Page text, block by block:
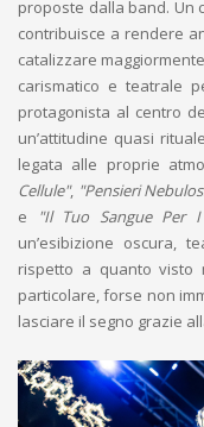
proposte dalla band. Un
contribuisce a rendere
catalizzare
carismatico e teatrale
protagonista al centro
un’attitudine quasi
legata alle proprie
Cellule", "Pensieri
e "Il Tuo Sangue Per
un’esibizione oscura,
rispetto a quanto visto
particolare, forse non
lasciare il segno grazie